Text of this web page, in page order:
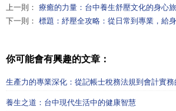
上一則： 療癒的力量：台中養生舒壓文化的身心
下一則： 標題：紓壓全攻略：從日常到專業，給
你可能會有興趣的文章：
生產力的專業深化：從記帳士稅務法規到會計實
養生之道：台中現代生活中的健康智慧